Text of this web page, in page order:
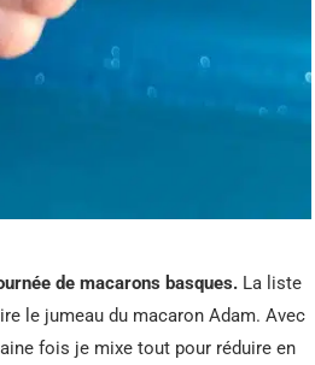
de macarons basques. La liste
le jumeau du macaron Adam. Avec
fois je mixe tout pour réduire en